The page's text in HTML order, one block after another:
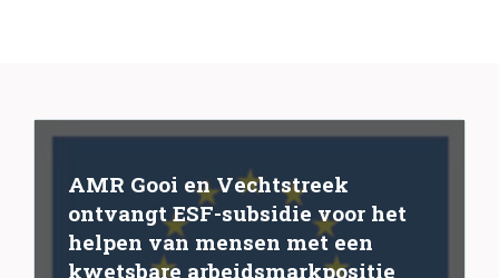
AMR Gooi en Vechtstreek
ontvangt ESF-subsidie voor het
helpen van mensen met een
kwetsbare arbeidsmarkpositie